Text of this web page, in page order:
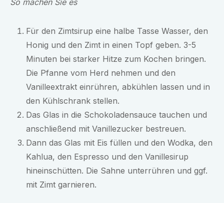
So machen Sie es
Für den Zimtsirup eine halbe Tasse Wasser, den
Honig und den Zimt in einen Topf geben. 3-5
Minuten bei starker Hitze zum Kochen bringen.
Die Pfanne vom Herd nehmen und den
Vanilleextrakt einrühren, abkühlen lassen und in
den Kühlschrank stellen.
Das Glas in die Schokoladensauce tauchen und
anschließend mit Vanillezucker bestreuen.
Dann das Glas mit Eis füllen und den Wodka, den
Kahlua, den Espresso und den Vanillesirup
hineinschütten. Die Sahne unterrühren und ggf.
mit Zimt garnieren.